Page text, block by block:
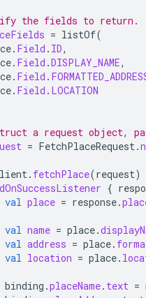
the fields to return.
= listOf(
. Field . ID,
. Field .DISPLAY_NAME,
. Field .
. Field . LOCATION
a request object,
= FetchPlaceRequest.
. fetchPlace(request)
{
val place = response.
val name = place.
val address = place.
val location = place.
binding .placeName. text =